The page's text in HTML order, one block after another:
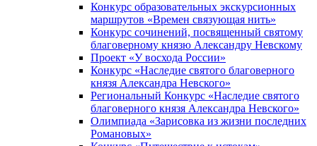
Конкурс образовательных экскурсионных
маршрутов «Времен связующая нить»
Конкурс сочинений, посвященный святому
благоверному князю Александру Невскому
Проект «У восхода России»
Конкурс «Наследие святого благоверного
князя Александра Невского»
Региональный Конкурс «Наследие святого
благоверного князя Александра Невского»
Олимпиада «Зарисовка из жизни последних
Романовых»